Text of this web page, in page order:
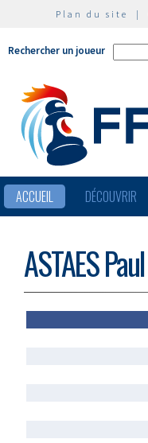
Plan du site |
Rechercher un joueur
ACCUEIL DÉCOUVRIR
ASTAES Paul